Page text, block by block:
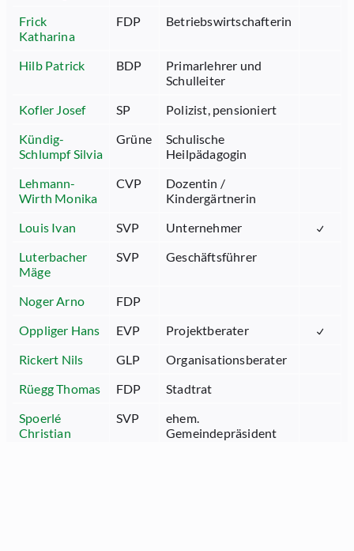
Frick
Katharina
FDP Betriebswirtschafterin
Hilb Patrick BDP
Primarlehrer und
Schulleiter
Kofler Josef
SP
Polizist, pensioniert
Kündig-
Schlumpf Silvia
Grüne
Schulische
Heilpädagogin
Lehmann-
Wirth Monika
CVP
Dozentin /
Kindergärtnerin
Louis Ivan
SVP
Unternehmer
Luterbacher
Mäge
SVP Geschäftsführer
Noger Arno
FDP
Oppliger Hans
EVP
Projektberater
Rickert Nils
GLP
Organisationsberater
Rüegg Thomas
FDP
Stadtrat
Spoerlé
Christian
SVP
ehem.
Gemeindepräsident